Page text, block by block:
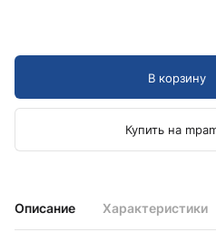
Описание Характеристики
В корзину
Купить на